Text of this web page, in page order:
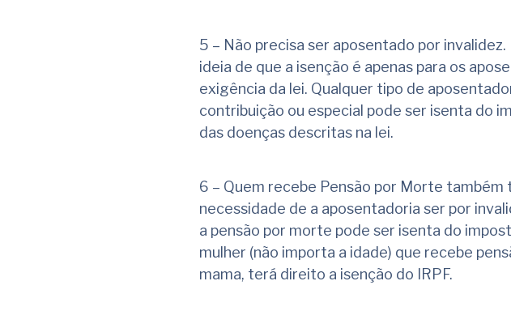
5 – Não precisa ser aposentado por
ideia de que a isenção é apenas para os
exigência da lei. Qualquer tipo de
contribuição ou especial pode ser isenta do
das doenças descritas na lei.
6 – Quem recebe Pensão por Morte também
necessidade de a aposentadoria ser por
a pensão por morte pode ser isenta do
mulher (não importa a idade) que recebe
mama, terá direito a isenção do IRPF.